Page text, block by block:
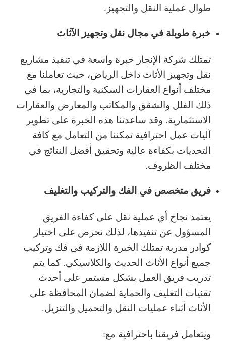
طوال عملية النقل والتجهيز.
خبرة طويلة في مجال نقل وتجهيز الآثاث
تمتلك شركة الإنجاز خبرة واسعة في تنفيذ مشاريع
نقل وتجهيز الأثاث داخل الرياض، حيث تعاملنا مع
مختلف أنواع العقارات السكنية والتجارية، بما في
ذلك الفلل والشقق والمكاتب والمعارض والعقارات
الاستثمارية. وقد ساعدتنا هذه الخبرة على تطوير
آليات عمل احترافية تمكننا من التعامل مع كافة
التحديات بكفاءة عالية وتحقيق أفضل النتائج في
مختلف الظروف.
فريق متخصص في الفك والتركيب والتغليف
يعتمد نجاح أي عملية نقل على كفاءة الفريق
المسؤول عن تنفيذها، لذلك نحرص على اختيار
كوادر مدربة تمتلك الخبرة اللازمة في فك وتركيب
جميع أنواع الأثاث الحديث والكلاسيكي. كما يتم
تدريب فريق العمل بشكل مستمر على أحدث
تقنيات التغليف والحماية لضمان المحافظة على
الأثاث أثناء عمليات النقل والتحميل والتنزيل.
ويتعامل فريقنا باحترافية مع: